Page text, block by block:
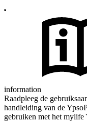
information
Raadpleeg de
handleiding van de
gebruiken met het mylife